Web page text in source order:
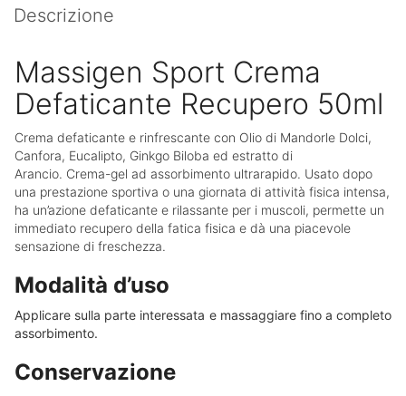
Descrizione
Massigen Sport Crema
Defaticante Recupero 50ml
Crema defaticante e rinfrescante con Olio di Mandorle Dolci,
Canfora, Eucalipto, Ginkgo Biloba ed estratto di
Arancio. Crema-gel ad assorbimento ultrarapido. Usato dopo
una prestazione sportiva o una giornata di attività fisica intensa,
ha un’azione defaticante e rilassante per i muscoli, permette un
immediato recupero della fatica fisica e dà una piacevole
sensazione di freschezza.
Modalità d’uso
Applicare sulla parte interessata e massaggiare fino a completo
assorbimento.
Conservazione